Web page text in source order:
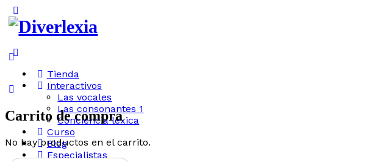
Side
Panel
Tienda
Interactivos
Las vocales
Las consonantes 1
Conciencia léxica
Curso
Blog
Especialistas
Carrito de compra
No hay productos en el carrito.